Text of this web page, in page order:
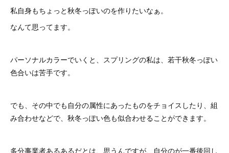
私自身もちょっと秋冬っぽいのを作りたいなぁ。
なんて思ってます。
パーソナルカラーでいくと、スプリングの私は、若干秋冬っぽい
色合いは苦手です。
でも、その中でも自分の属性にあったものをチョイスしたり、組
み合わせなどで、秋冬っぽい色も似合わせることができます。
多分事業者あるあるだとは、思うんですが、自分のが一番後回し